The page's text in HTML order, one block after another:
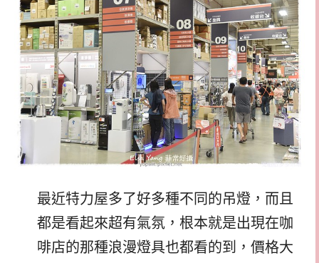
最近特力屋多了好多種不同的吊燈，而且
都是看起來超有氣氛，根本就是出現在咖
啡店的那種浪漫燈具也都看的到，價格大